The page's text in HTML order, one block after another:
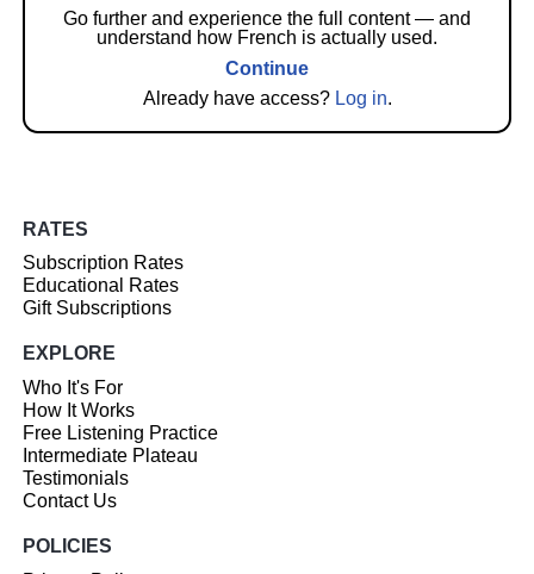
Go further and experience the full content — and
understand how French is actually used.
Continue
Already have access? Log in.
RATES
Subscription Rates
Educational Rates
Gift Subscriptions
EXPLORE
Who It's For
How It Works
Free Listening Practice
Intermediate Plateau
Testimonials
Contact Us
POLICIES